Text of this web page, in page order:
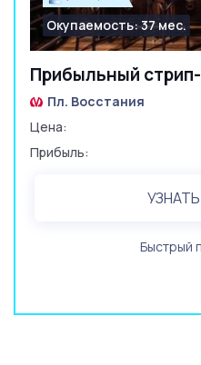
Прибыльный
Окупаемость: 37 мес.
Пл. Восстания
Цена:
Прибыль:
Быстрый